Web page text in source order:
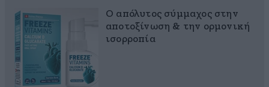
Ο απόλυτος σύμμαχος στην
αποτοξίνωση & την ορμονική
ισορροπία